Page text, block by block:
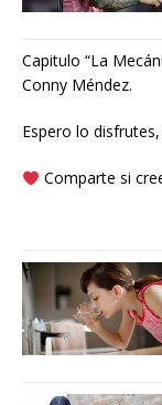
Capitulo “La
Conny Méndez.
Espero lo
Comparte si